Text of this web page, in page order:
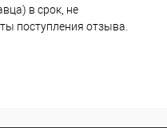
в срок, не
поступления отзыва.